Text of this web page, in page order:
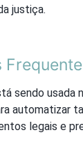
justiça.
sendo usada
automatizar
legais e